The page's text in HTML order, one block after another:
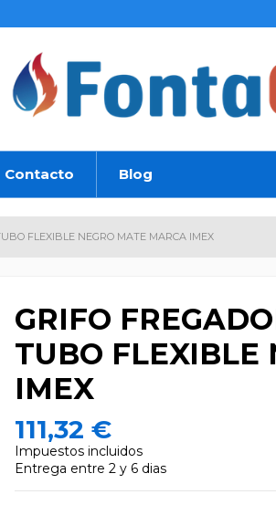
Contacto Blog
FLEXIBLE NEGRO MATE MARCA IMEX
GRIFO
TUBO FLEXIBLE
IMEX
111,32 €
Impuestos incluidos
Entrega entre 2 y 6 dias